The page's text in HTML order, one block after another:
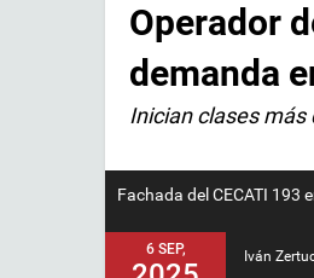
Operador
demanda
Inician clases más
Fachada del CECATI 193
6 SEP, Iván